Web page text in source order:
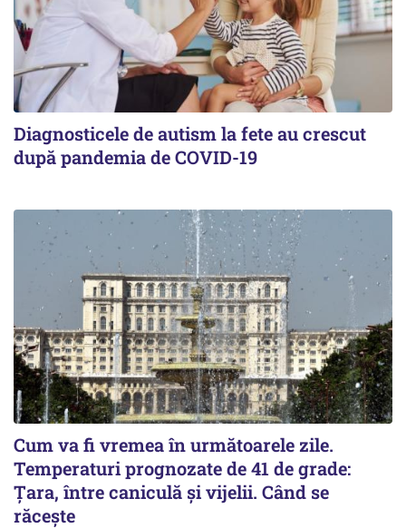
Diagnosticele de autism la fete au crescut
după pandemia de COVID-19
Cum va fi vremea în următoarele zile.
Temperaturi prognozate de 41 de grade:
Țara, între caniculă și vijelii. Când se
răcește